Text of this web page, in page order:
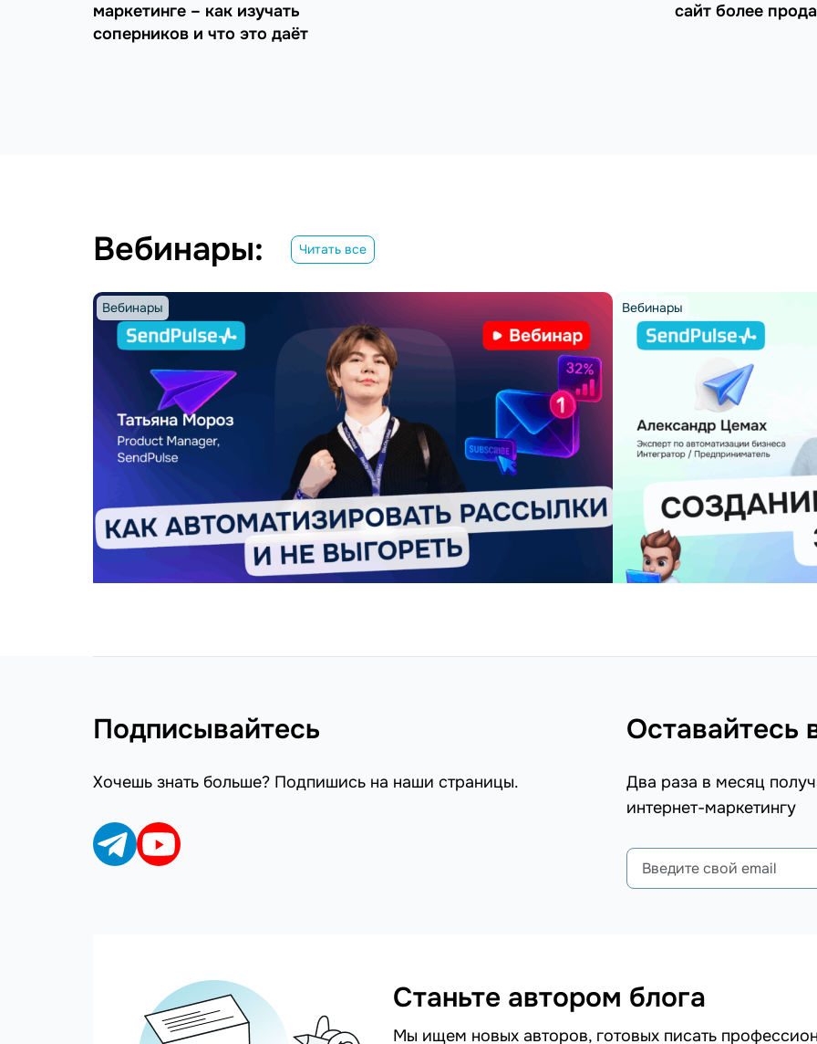
маркетинге – как изучать
соперников и что это даёт
сайт более
Вебинары: Читать все
Вебинары Вебинары
Подписывайтесь
Хочешь знать больше? Подпишись на наши страницы.
Оставайтесь
Два раза в месяц
интернет-маркетингу
Станьте автором блога
Мы ищем новых авторов, готовых писать